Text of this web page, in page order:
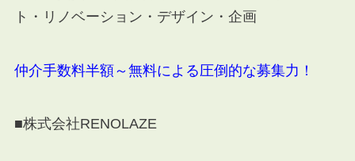
ト・リノベーション・デザイン・企画
仲介手数料半額～無料による圧倒的な募集力！
■株式会社RENOLAZE